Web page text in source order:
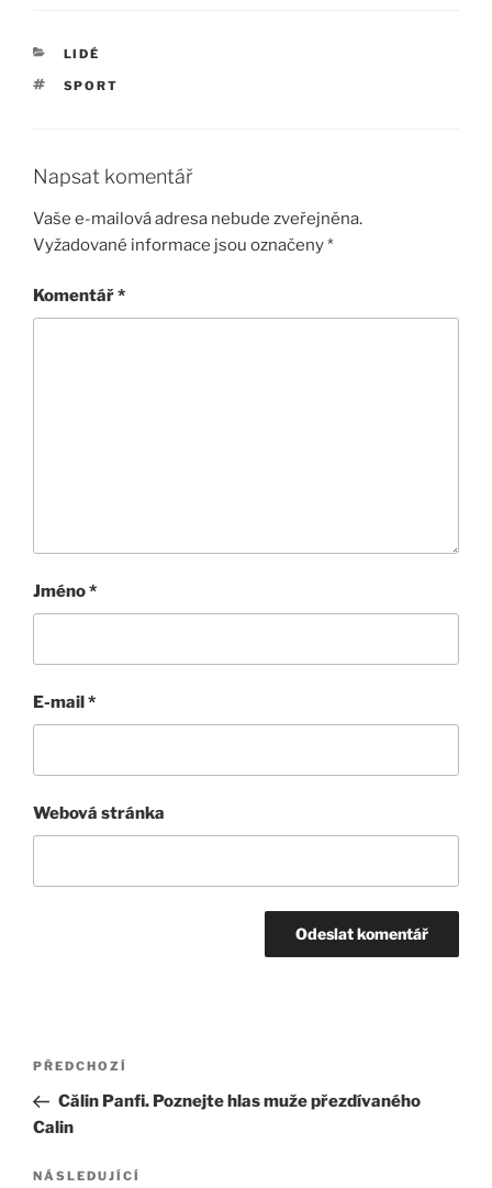
RUBRIKY
LIDÉ
ŠTÍTKY
SPORT
Napsat komentář
Vaše e-mailová adresa nebude zveřejněna.
Vyžadované informace jsou označeny*
Komentář*
Jméno*
E-mail*
Webová stránka
Navigace
příspěvek
Předchozí
příspěvek
PŘEDCHOZÍ
Călin Panfi. Poznejte hlas muže přezdívaného
Calin
Následující
NÁSLEDUJÍCÍ